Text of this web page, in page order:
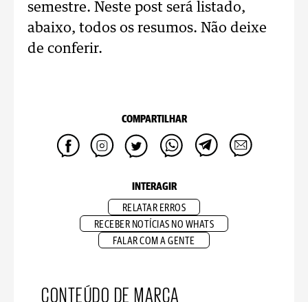
semestre. Neste post será listado,
abaixo, todos os resumos. Não deixe
de conferir.
COMPARTILHAR
INTERAGIR
RELATAR ERROS
RECEBER NOTÍCIAS NO WHATS
FALAR COM A GENTE
CONTEÚDO DE MARCA